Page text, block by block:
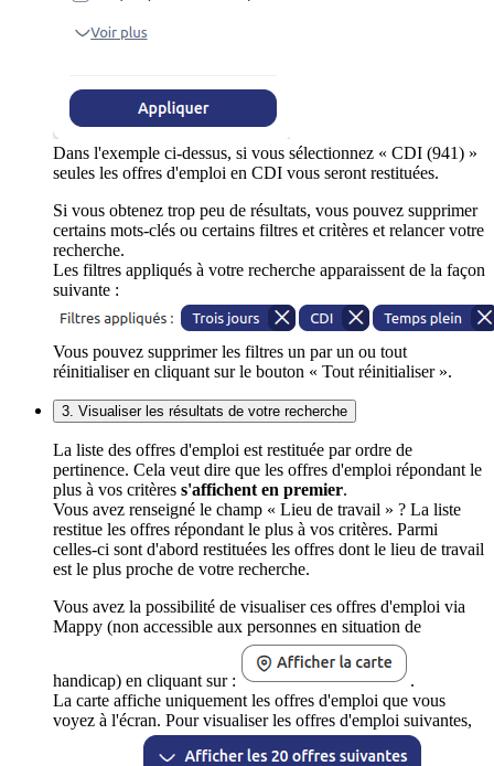
Dans l'exemple ci-dessus, si vous sélectionnez « CDI (941) »
seules les offres d'emploi en CDI vous seront restituées.
Si vous obtenez trop peu de résultats, vous pouvez supprimer
certains mots-clés ou certains filtres et critères et relancer votre
recherche.
Les filtres appliqués à votre recherche apparaissent de la façon
suivante :
Vous pouvez supprimer les filtres un par un ou tout
réinitialiser en cliquant sur le bouton « Tout réinitialiser ».
3. Visualiser les résultats de votre recherche
La liste des offres d'emploi est restituée par ordre de
pertinence. Cela veut dire que les offres d'emploi répondant le
plus à vos critères s'affichent en premier.
Vous avez renseigné le champ « Lieu de travail » ? La liste
restitue les offres répondant le plus à vos critères. Parmi
celles-ci sont d'abord restituées les offres dont le lieu de travail
est le plus proche de votre recherche.
Vous avez la possibilité de visualiser ces offres d'emploi via
Mappy (non accessible aux personnes en situation de
handicap) en cliquant sur :
.
La carte affiche uniquement les offres d'emploi que vous
voyez à l'écran. Pour visualiser les offres d'emploi suivantes,